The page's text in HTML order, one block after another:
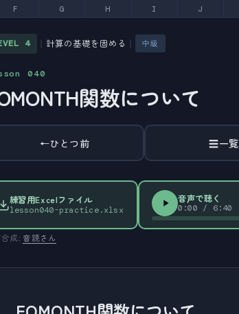
F G H I J
4 計算の基礎を固める 中級
040
関数について
←ひとつ前 ☰一覧
練習用Excelファイル
lesson040-practice.xlsx
音声で聴く
0:00 / 6:40
合成:音読さん